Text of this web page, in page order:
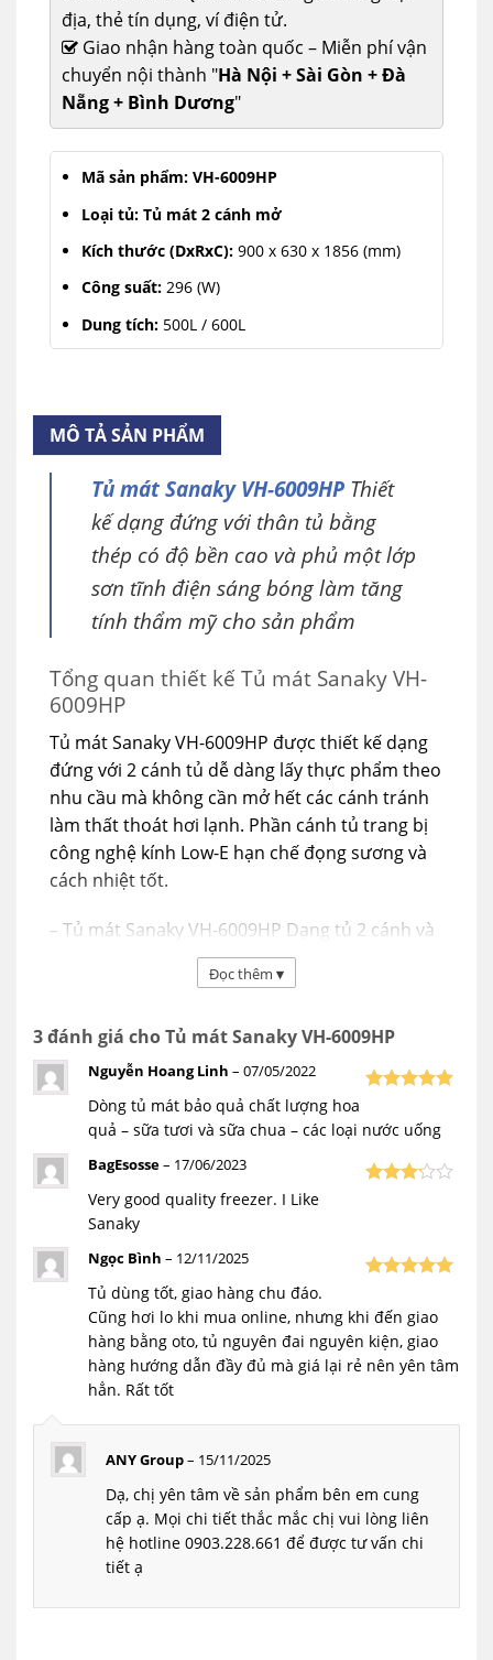
địa, thẻ tín dụng, ví điện tử.
Giao nhận hàng toàn quốc – Miễn phí vận
chuyển nội thành "Hà Nội + Sài Gòn + Đà
Nẵng + Bình Dương"
Mã sản phẩm: VH-6009HP
Loại tủ: Tủ mát 2 cánh mở
Kích thước (DxRxC):900 x 630 x 1856 (mm)
Công suất: 296 (W)
Dung tích: 500L / 600L
Công nghệ LOW-E:
MÔ TẢ SẢN PHẨM
Tủ mát Sanaky VH-6009HP Thiết
kế dạng đứng với thân tủ bằng
thép có độ bền cao và phủ một lớp
sơn tĩnh điện sáng bóng làm tăng
tính thẩm mỹ cho sản phẩm
Tổng quan thiết kế Tủ mát Sanaky VH-
6009HP
Tủ mát Sanaky VH-6009HP được thiết kế dạng
đứng với 2 cánh tủ dễ dàng lấy thực phẩm theo
nhu cầu mà không cần mở hết các cánh tránh
làm thất thoát hơi lạnh. Phần cánh tủ trang bị
công nghệ kính Low-E hạn chế đọng sương và
cách nhiệt tốt.
– Tủ mát Sanaky VH-6009HP Dạng tủ 2 cánh và
1 ngăn mát với phần cánh tủ bằng nhựa bọc
nhôm có độ bền cao và có thể dễ dàng nhìn
hàng.
– Dung tích 600 lít khá lớn và có thiết kế các
khay đựng được chia tầng giúp người dùng dễ
dàng sắp xếp các loại thực phẩm khác nhau.
– Lòng tủ bằng hợp kim nhôm sơn tĩnh điện có
khả năng giữ lạnh tốt trong khoảng thời gian
dài một cách nhanh chóng.
Đọc thêm ▾
3 đánh giá choTủ mát Sanaky VH-6009HP
hạng
55
sao
Nguyễn Hoang Linh – 07/05/2022
Dòng tủ mát bảo quả chất lượng hoa
quả – sữa tươi và sữa chua – các loại nước uống
BagEsosse– 17/06/2023
Very good quality freezer. I Like
Sanaky
hạng 55
sao
Ngọc Bình – 12/11/2025
Tủ dùng tốt, giao hàng chu đáo.
Cũng hơi lo khi mua online, nhưng khi đến giao
hàng bằng oto, tủ nguyên đai nguyên kiện, giao
hàng hướng dẫn đầy đủ mà giá lại rẻ nên yên tâm
hẳn. Rất tốt
ANY Group– 15/11/2025
Dạ, chị yên tâm về sản phẩm bên em cung
cấp ạ. Mọi chi tiết thắc mắc chị vui lòng liên
hệ hotline 0903.228.661 để được tư vấn chi
tiết ạ